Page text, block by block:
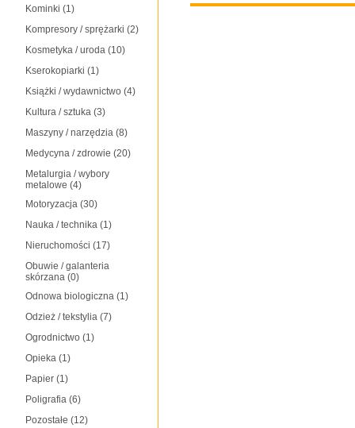
Kominki (1)
Kompresory / sprężarki (2)
Kosmetyka / uroda (10)
Kserokopiarki (1)
Książki / wydawnictwo (4)
Kultura / sztuka (3)
Maszyny / narzędzia (8)
Medycyna / zdrowie (20)
Metalurgia / wybory
metalowe (4)
Motoryzacja (30)
Nauka / technika (1)
Nieruchomości (17)
Obuwie / galanteria
skórzana (0)
Odnowa biologiczna (1)
Odzież / tekstylia (7)
Ogrodnictwo (1)
Opieka (1)
Papier (1)
Poligrafia (6)
Pozostałe (12)